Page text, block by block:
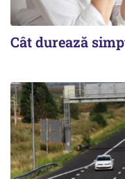
Cât durează